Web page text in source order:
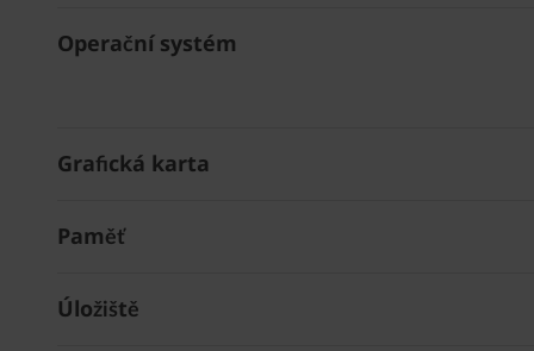
Operační systém
Grafická karta
Paměť
Úložiště